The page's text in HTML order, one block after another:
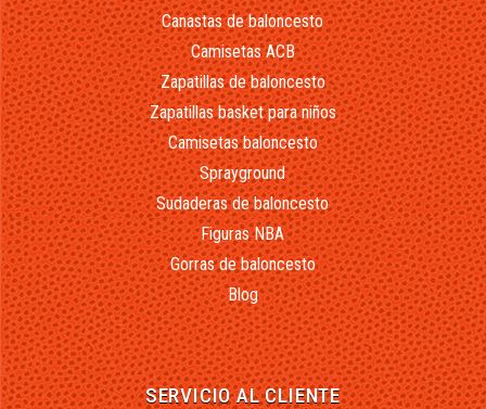
Canastas de baloncesto
Camisetas ACB
Zapatillas de baloncesto
Zapatillas basket para niños
Camisetas baloncesto
Sprayground
Sudaderas de baloncesto
Figuras NBA
Gorras de baloncesto
Blog
SERVICIO AL CLIENTE